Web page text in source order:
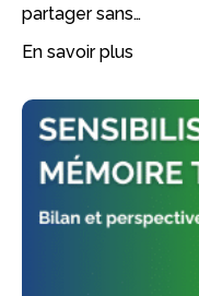
partager sans…
En savoir plus